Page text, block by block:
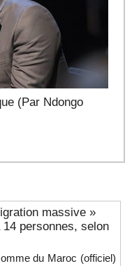
(Par Ndongo
massive »
personnes, selon
du Maroc (officiel)